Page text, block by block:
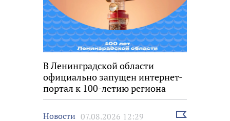
В Ленинградской области
официально запущен интернет-
портал к 100-летию региона
Новости 07.08.2026 12:29
Выбрать